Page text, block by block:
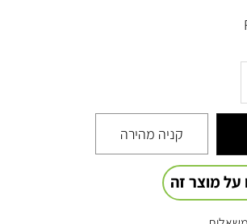
קניה מהירה
על מוצר זה